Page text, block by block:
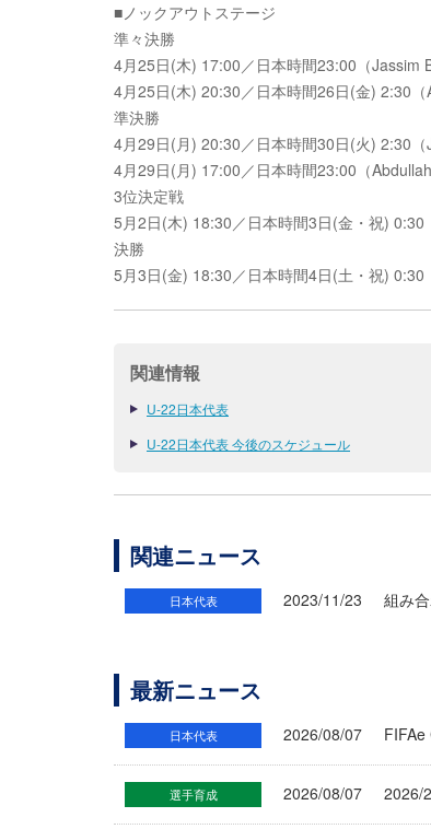
■ノックアウトステージ
準々決勝
4月25日(木) 17:00／日本時間23:00（Jassim
4月25日(木) 20:30／日本時間26日(金) 2:30
準決勝
4月29日(月) 20:30／日本時間30日(火) 2:30
4月29日(月) 17:00／日本時間23:00（
3位決定戦
5月2日(木) 18:30／日本時間3日(金・祝) 0:30
決勝
5月3日(金) 18:30／日本時間4日(土・祝) 0:30
関連情報
U-22日本代表
U-22日本代表 今後のスケジュール
関連ニュース
日本代表 2023/11/23 組み
最新ニュース
日本代表 2026/08/07
選手育成 2026/08/07 2026/